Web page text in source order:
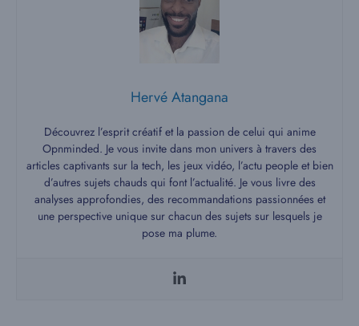
Hervé Atangana
Découvrez l’esprit créatif et la passion de celui qui anime
Opnminded. Je vous invite dans mon univers à travers des
articles captivants sur la tech, les jeux vidéo, l’actu people et bien
d’autres sujets chauds qui font l’actualité. Je vous livre des
analyses approfondies, des recommandations passionnées et
une perspective unique sur chacun des sujets sur lesquels je
pose ma plume.